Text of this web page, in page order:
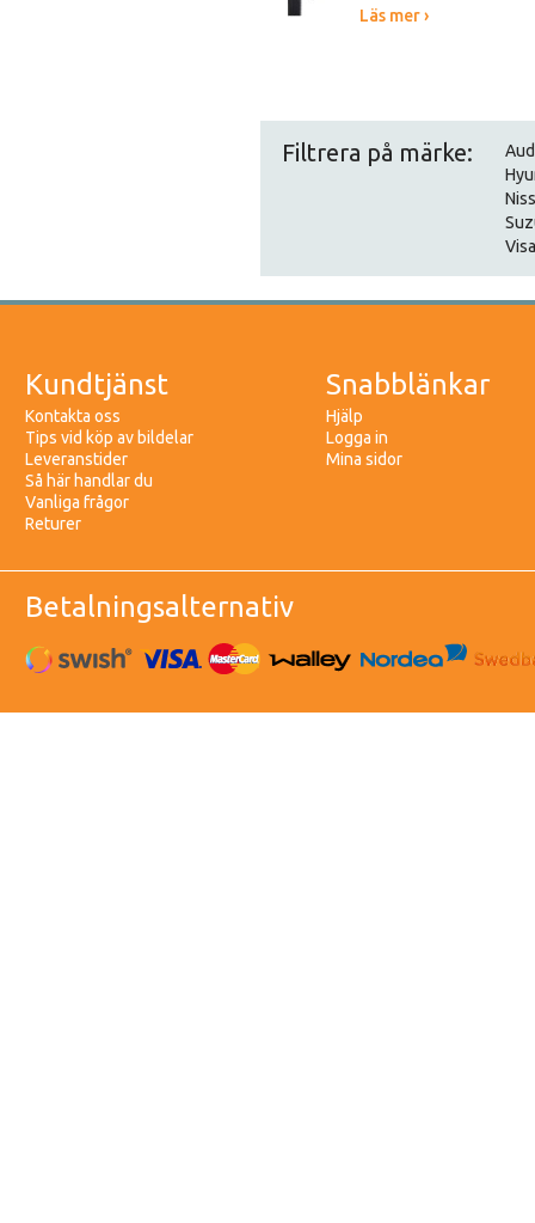
Läs mer ›
Filtrera på märke:
Kundtjänst
Kontakta oss
Tips vid köp av bildelar
Leveranstider
Så här handlar du
Vanliga frågor
Returer
Snabblänkar
Hjälp
Logga in
Mina sidor
Betalningsalternativ